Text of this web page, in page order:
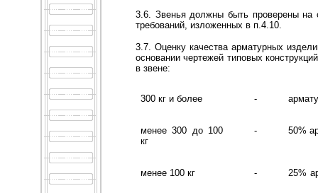
3.6. Звенья должны быть проверены на
требований, изложенных в п.4.10.
3.7. Оценку качества арматурных
основании чертежей типовых
в звене:
300 кг и более -
менее 300 до 100
кг
- 50%
менее 100 кг - 25%